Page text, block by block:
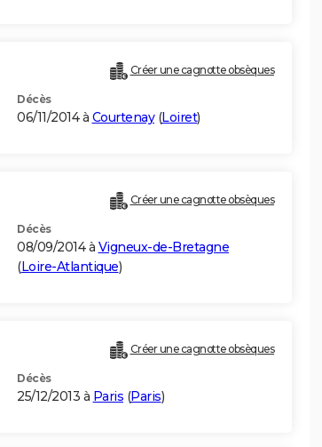
Créer une cagnotte obsèques
Décès
06/11/2014 à Courtenay(Loiret)
Créer une cagnotte obsèques
Décès
08/09/2014 à Vigneux-de-Bretagne
(Loire-Atlantique)
Créer une cagnotte obsèques
Décès
25/12/2013 à Paris (Paris)